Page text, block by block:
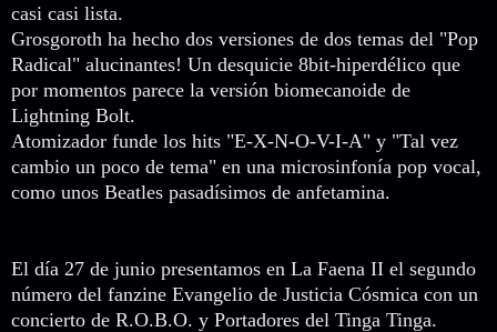
casi casi lista.
Grosgoroth ha hecho dos versiones de dos temas del "Pop
Radical" alucinantes! Un desquicie 8bit-hiperdélico que
por momentos parece la versión biomecanoide de
Lightning Bolt.
Atomizador funde los hits "E-X-N-O-V-I-A" y "Tal vez
cambio un poco de tema" en una microsinfonía pop vocal,
como unos Beatles pasadísimos de anfetamina.
El día 27 de junio presentamos en La Faena II el segundo
número del fanzine Evangelio de Justicia Cósmica con un
concierto de R.O.B.O. y Portadores del Tinga Tinga.